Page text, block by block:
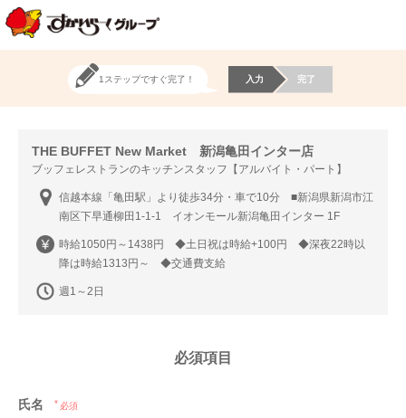
1ステップですぐ完了！ 入力 完了
THE BUFFET New Market 新潟亀田インター店
ブッフェレストランのキッチンスタッフ【アルバイト・パート】
信越本線「亀田駅」より徒歩34分・車で10分 ■新潟県新潟市江
南区下早通柳田1-1-1 イオンモール新潟亀田インター 1F
時給1050円～1438円 ◆土日祝は時給+100円 ◆深夜22時以
降は時給1313円～ ◆交通費支給
週1～2日
必須項目
氏名 必須